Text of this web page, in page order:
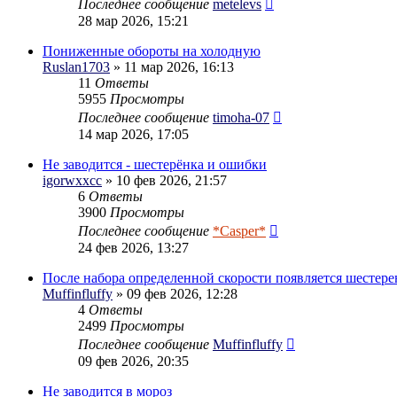
Последнее сообщение metelevs
28 мар 2026, 15:21
Пониженные обороты на холодную
Ruslan1703 » 11 мар 2026, 16:13
11 Ответы
5955 Просмотры
Последнее сообщение timoha-07
14 мар 2026, 17:05
Не заводится - шестерёнка и ошибки
igorwxxcc » 10 фев 2026, 21:57
6 Ответы
3900 Просмотры
Последнее сообщение *Casper*
24 фев 2026, 13:27
После набора определенной скорости появляется
Muffinfluffy » 09 фев 2026, 12:28
4 Ответы
2499 Просмотры
Последнее сообщение Muffinfluffy
09 фев 2026, 20:35
Не заводится в мороз